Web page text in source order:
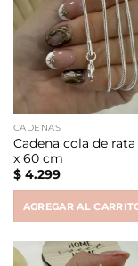
CADENAS
Cadena cola de
x 60 cm
$4.299
AGREGAR AL